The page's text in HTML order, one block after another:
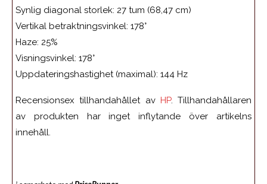
Synlig diagonal storlek: 27 tum (68,47 cm)
Vertikal betraktningsvinkel: 178°
Haze: 25%
Visningsvinkel: 178°
Uppdateringshastighet (maximal): 144 Hz
Recensionsex tillhandahållet av HP. Tillhandahållaren
av produkten har inget inflytande över artikelns
innehåll.